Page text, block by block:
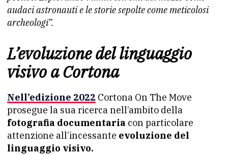
audaci astronauti e le storie sepolte come meticolosi
archeologi”.
L’evoluzione del linguaggio
visivo a Cortona
Nell’edizione 2022 Cortona On The Move
prosegue la sua ricerca nell’ambito della
fotografia documentaria con particolare
attenzione all’incessante evoluzione del
linguaggio visivo.